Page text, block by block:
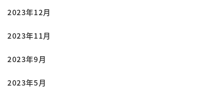
2023年12月
2023年11月
2023年9月
2023年5月